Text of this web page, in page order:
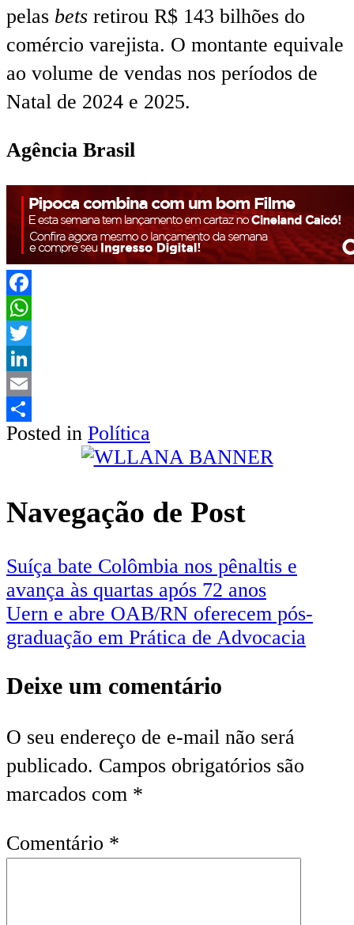
pelas bets retirou R$ 143 bilhões do
comércio varejista. O montante equivale
ao volume de vendas nos períodos de
Natal de 2024 e 2025.
Agência Brasil
Facebook
WhatsApp
Twitter
LinkedIn
Email
Share
Posted in Política
Navegação de Post
Suíça bate Colômbia nos pênaltis e
avança às quartas após 72 anos
Uern e abre OAB/RN oferecem pós-
graduação em Prática de Advocacia
Deixe um comentário
O seu endereço de e-mail não será
publicado. Campos obrigatórios são
marcados com *
Comentário *